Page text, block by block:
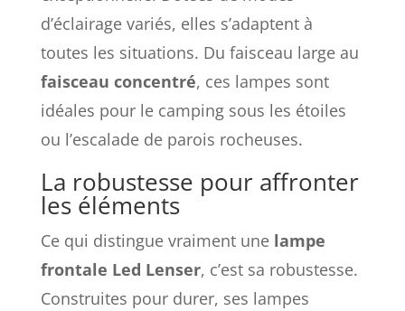
d’éclairage variés, elles s’adaptent à
toutes les situations. Du faisceau large au
faisceau concentré, ces lampes sont
idéales pour le camping sous les étoiles
ou l’escalade de parois rocheuses.
La robustesse pour affronter
les éléments
Ce qui distingue vraiment une lampe
frontale Led Lenser, c’est sa robustesse.
Construites pour durer, ses lampes